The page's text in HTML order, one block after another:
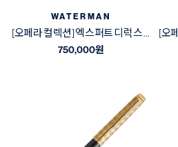
WATERMAN
[오페라 컬렉션] 엑스퍼트 디럭스 블랙&골드 GT 만년필
750,000원